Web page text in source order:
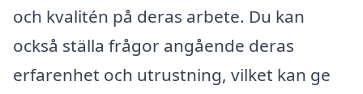
och kvalitén på deras arbete. Du kan
också ställa frågor angående deras
erfarenhet och utrustning, vilket kan ge